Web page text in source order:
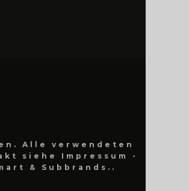
Alle verwendeten
siehe Impressum -
& Subbrands..